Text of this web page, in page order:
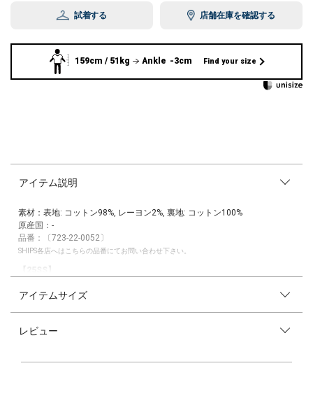
試着する 店舗在庫を確認する
159cm / 51kg Ankle -3cm Find your size
アイテム説明
素材：表地: コットン98%, レーヨン2%, 裏地: コットン100%
原産国：-
品番：〔723-22-0052〕
SHIPS各店へはこちらの品番にてお問い合わせ下さい。
〈デザインポイント〉
ポケットまわりに施された配色パイピングがアクセントとなり、スタイリ
アイテムサイズ
レビュー